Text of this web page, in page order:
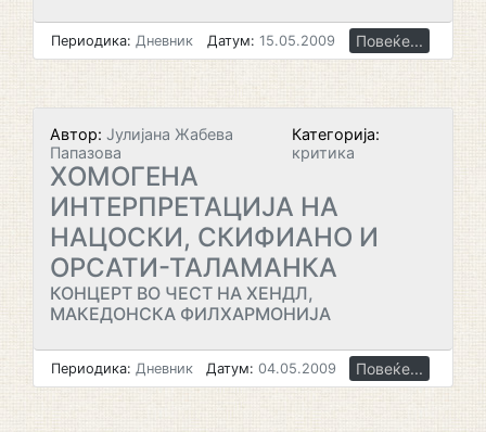
Периодика: Дневник Датум: 15.05.2009 Повеќе...
Автор: Јулијана Жабева
Папазова
Категорија:
критика
ХОМОГЕНА
ИНТЕРПРЕТАЦИЈА НА
НАЦОСКИ, СКИФИАНО И
ОРСАТИ-ТАЛАМАНКА
КОНЦЕРТ ВО ЧЕСТ НА ХЕНДЛ,
МАКЕДОНСКА ФИЛХАРМОНИЈА
Периодика: Дневник Датум: 04.05.2009 Повеќе...